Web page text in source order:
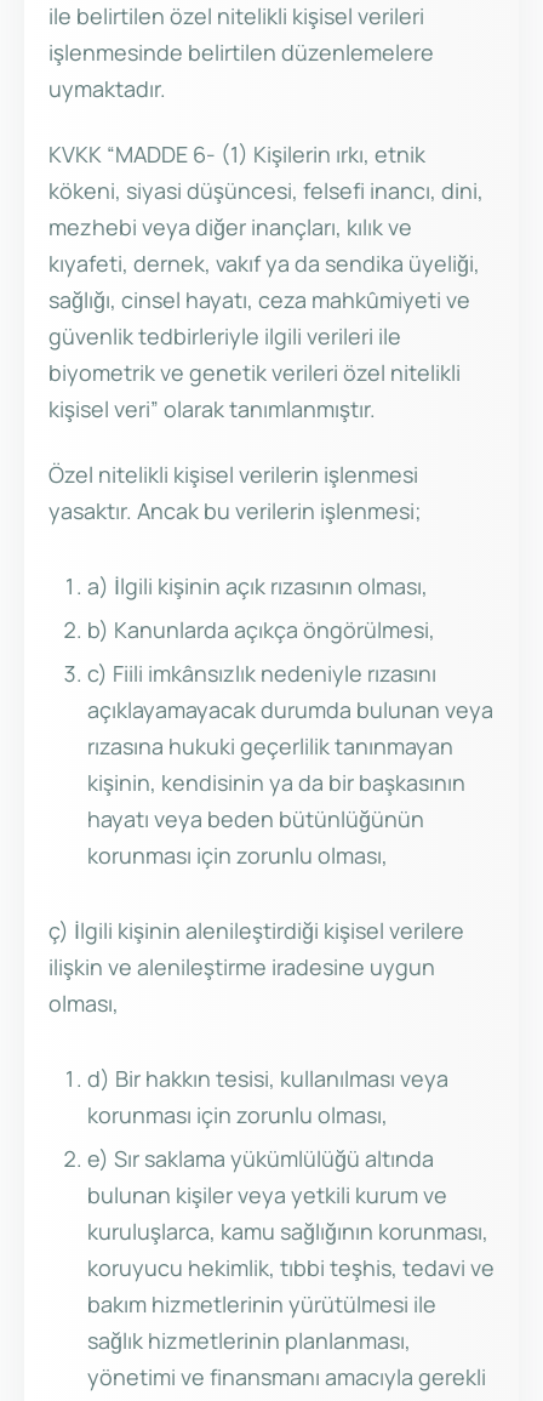
ile belirtilen özel nitelikli kişisel verileri
işlenmesinde belirtilen düzenlemelere
uymaktadır.
KVKK “MADDE 6- (1) Kişilerin ırkı, etnik
kökeni, siyasi düşüncesi, felsefi inancı, dini,
mezhebi veya diğer inançları, kılık ve
kıyafeti, dernek, vakıf ya da sendika üyeliği,
sağlığı, cinsel hayatı, ceza mahkûmiyeti ve
güvenlik tedbirleriyle ilgili verileri ile
biyometrik ve genetik verileri özel nitelikli
kişisel veri” olarak tanımlanmıştır.
Özel nitelikli kişisel verilerin işlenmesi
yasaktır. Ancak bu verilerin işlenmesi;
a) İlgili kişinin açık rızasının olması,
b) Kanunlarda açıkça öngörülmesi,
c) Fiili imkânsızlık nedeniyle rızasını
açıklayamayacak durumda bulunan veya
rızasına hukuki geçerlilik tanınmayan
kişinin, kendisinin ya da bir başkasının
hayatı veya beden bütünlüğünün
korunması için zorunlu olması,
ç) İlgili kişinin alenileştirdiği kişisel verilere
ilişkin ve alenileştirme iradesine uygun
olması,
d) Bir hakkın tesisi, kullanılması veya
korunması için zorunlu olması,
e) Sır saklama yükümlülüğü altında
bulunan kişiler veya yetkili kurum ve
kuruluşlarca, kamu sağlığının korunması,
koruyucu hekimlik, tıbbi teşhis, tedavi ve
bakım hizmetlerinin yürütülmesi ile
sağlık hizmetlerinin planlanması,
yönetimi ve finansmanı amacıyla gerekli